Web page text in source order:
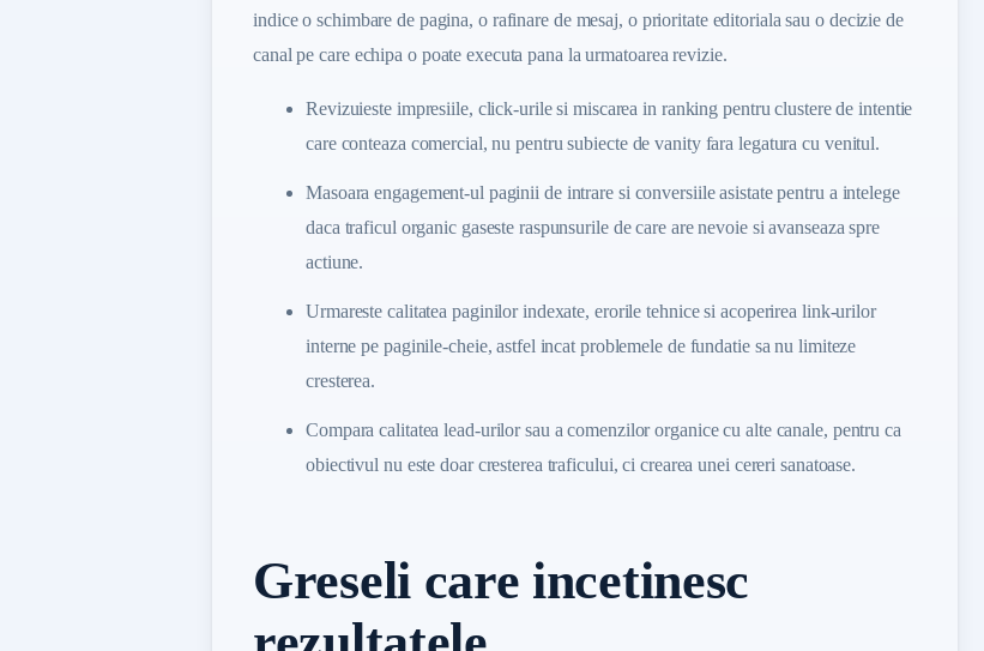
indice o schimbare de pagina, o rafinare de mesaj, o prioritate editoriala sau o decizie de
canal pe care echipa o poate executa pana la urmatoarea revizie.
Revizuieste impresiile, click-urile si miscarea in ranking pentru clustere de intentie
care conteaza comercial, nu pentru subiecte de vanity fara legatura cu venitul.
Masoara engagement-ul paginii de intrare si conversiile asistate pentru a intelege
daca traficul organic gaseste raspunsurile de care are nevoie si avanseaza spre
actiune.
Urmareste calitatea paginilor indexate, erorile tehnice si acoperirea link-urilor
interne pe paginile-cheie, astfel incat problemele de fundatie sa nu limiteze
cresterea.
Compara calitatea lead-urilor sau a comenzilor organice cu alte canale, pentru ca
obiectivul nu este doar cresterea traficului, ci crearea unei cereri sanatoase.
Greseli care incetinesc